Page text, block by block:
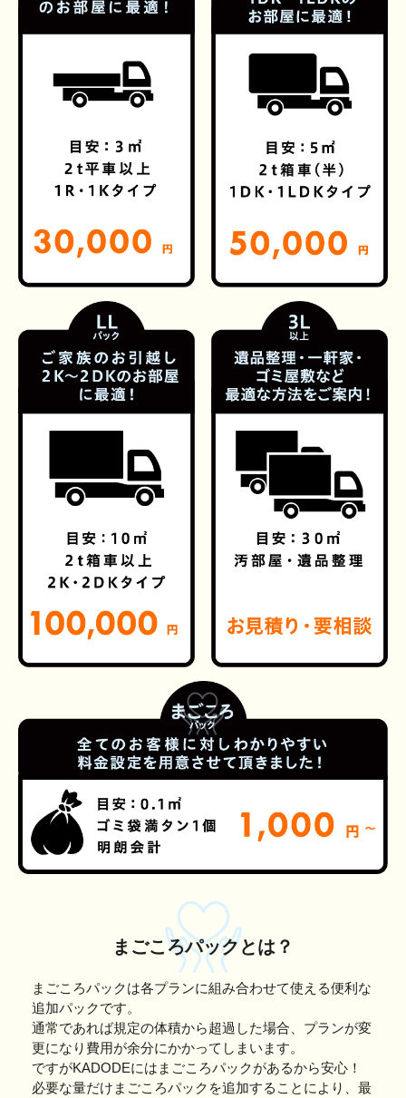
まごころパックとは？
まごころパックは各プランに組み合わせて使える便利な
追加パックです。
通常であれば規定の体積から超過した場合、プランが変
更になり費用が余分にかかってしまいます。
ですがKADODEにはまごころパックがあるから安心！
必要な量だけまごころパックを追加することにより、最